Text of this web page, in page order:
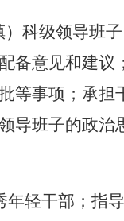
科级领导班
备意见和建
等事项；承
导班子的政
年轻干部；指